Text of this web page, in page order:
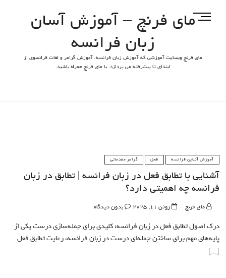
مای فرنچ – آموزش آسان
زبان فرانسه
مای فرنچ وبسایت آموزشی که آموزش زبان فرانسه، آموزش گرامر و لغات فرانسوی از
ابتدای تا پیشرفته می پردازد. با مای فرنچ همراه باشید.
M
آموزش آنلاین فرانسه فعل گرامر مقدماتی
آشنایی با تطابق فعل در زبان فرانسه | تطابق در زبان
فرانسه چه اهمیتی دارد؟
مای فرنچ ژوئن 11, 2025 بدون دیدگاه
درک اصول تطابق فعل در زبان فرانسه: کلیدی برای جمله‌سازی درست یکی از
پایه‌های مهم برای ساختن جمله‌ای درست در زبان فرانسه، رعایت تطابق فعل